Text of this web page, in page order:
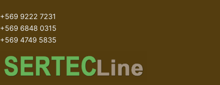
+569 9222 7231
+569 6848 0315
+569 4749 5835